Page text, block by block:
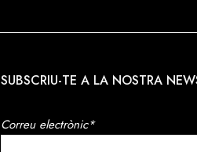
SUBSCRIU-TE A LA NOSTRA
Correu electrònic*